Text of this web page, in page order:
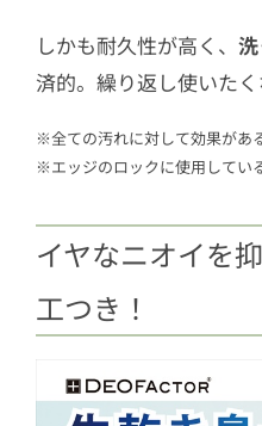
しかも耐久性が高く、
済的。繰り返し使いたく
※全ての汚れに対して効果があ
※エッジのロックに使用してい
イヤなニオイを
工つき！